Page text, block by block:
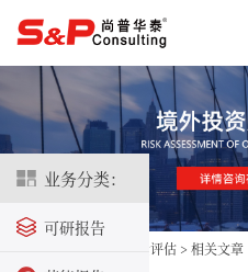
业务分类：
可研报告
风险评估 > 相关文章